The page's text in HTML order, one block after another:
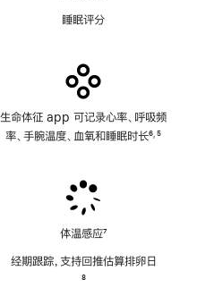
睡眠评分
生命体征 app 可记录心率、呼吸频
率、手腕温度、血氧和睡眠时长6 5
体温感应7
经期跟踪，支持回推估算排卵日
8